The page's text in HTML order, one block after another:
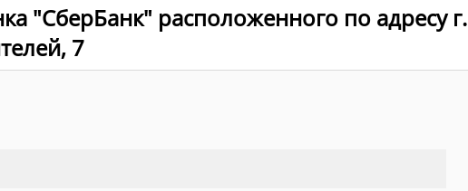
"СберБанк" расположенного по адресу г.
7